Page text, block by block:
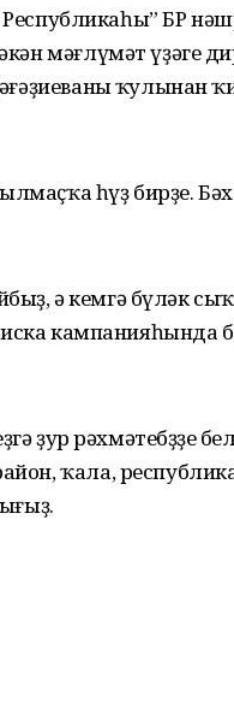
БР
мәғлүмәт үҙәге
ҡулынан
һүҙ бирҙе.
ә кемгә бүләк
кампанияһында
ҙур рәхмәтебҙҙең
ҡала, республика